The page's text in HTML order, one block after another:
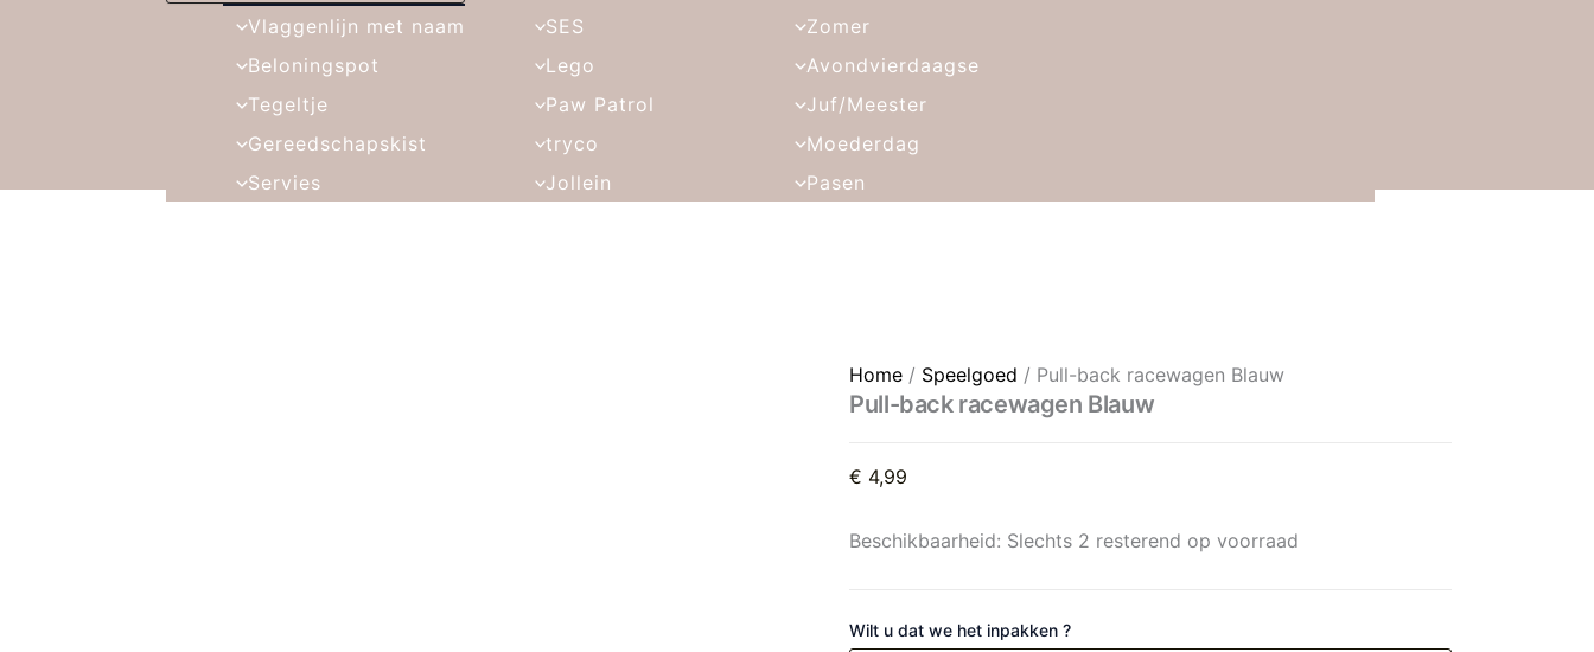
Vlaggenlijn met naam
Beloningspot
Tegeltje
Gereedschapskist
Servies
SES
Lego
Paw Patrol
tryco
Jollein
Zomer
Avondvierdaagse
Juf/Meester
Moederdag
Pasen
Home / Speelgoed / Pull-back racewagen Blauw
Pull-back racewagen Blauw
€ 4,99
Beschikbaarheid: Slechts 2 resterend op voorraad
Wilt u dat we het inpakken ?
Pull-back racewagen Blauw aantal